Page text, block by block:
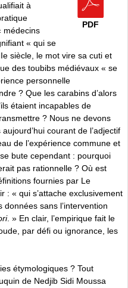
PDF
à
médecins
« qui se
siècle, le mot vire sa cuti et
des toubibs médiévaux « se
personnelle
? Que les carabins d’alors
étaient incapables de
? Nous ne devons
courant de l’adjectif
de l’expérience commune et
bute cependant : pourquoi
pas rationnelle ? Où est
fournies par Le
: « qui s’attache exclusivement
données sans l’intervention
. » En clair, l’empirique fait le
par défi ou ignorance, les
étymologiques ? Tout
de Nedjib Sidi Moussa